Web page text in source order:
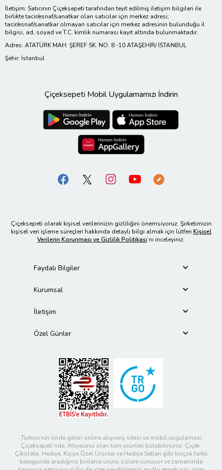
İletişim: Satıcının Çiçeksepeti tarafından teyit edilmiş iletişim bilgileri ile
birlikte tacir/esnaf/sanatkar olan satıcılar için merkez adresi;
tacir/esnaf/sanatkar olmayan satıcılar için merkez adresinin bulunduğu il
bilgisi, ad, soyad ve T.C. kimlik numarası kayıt altında bulunmaktadır.
Adres: ATATÜRK MAH. ŞEREF SK. NO: 8 -10 ATAŞEHİR/ İSTANBUL
Şehir: İstanbul
Çiçeksepeti Mobil Uygulamamızı İndirin
Çiçeksepeti olarak kişisel verilerinizin gizliliğini önemsiyoruz. Şirketimizin
kişisel veri işleme süreçleri hakkında detaylı bilgi almak için lütfen Kişisel
Verilerin Korunması ve Gizlilik Politikası’nı inceleyiniz.
Faydalı Bilgiler
Kurumsal
İletişim
Özel Günler
Türkiye’nin önde gelen online alışveriş sitesi ve mobil uygulaması
Çiçeksepeti’nde, ihtiyacınız olan tüm ürünleri bulabilirsiniz. Çiçek,
Çikolata, Hediye, Kişiye Özel Ürünler ve Hediye Setleri gibi birçok farklı
kategoride aradığınız binlerce ürünü sizlere sunuyor ve zamanında